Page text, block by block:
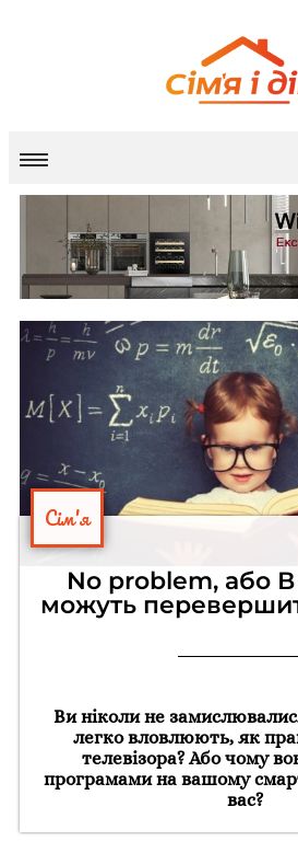
Сім'я
No problem, або В
можуть
Ви ніколи не
легко вловлюють, як
телевізора? Або чому
програмами на вашому
вас?